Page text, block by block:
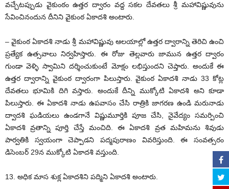
వచ్చేటప్పుడు వైకుంఠం ఉత్తర ద్వారం వద్ద సకల దేవతలు శ్రీ మహావిష్ణువును
సేవించినందున దీనిని వైకుంఠ ఏకాదశి అంటారు.
– వైకుంఠ ఏకాదశి నాడు శ్రీ మహావిష్ణువు ఆలయాల్లో ఉత్తర ద్వారాన్ని తెరిచి ఉంచి
ప్రత్యేక ఉత్సవాలు నిర్వహిస్తారు. ఈ రోజు తెల్లవారు జామున ఉత్తర ద్వారం
గుండా వెళ్ళి స్వామిని దర్శించుకుంటే మోక్షం లభిస్తుందని చెప్తారు. అందుకే ఈ
ఉత్తర ద్వారాన్ని వైకుంఠ ద్వారంగా పిలుస్తారు. వైకుంఠ ఏకాదశి నాడు 33 కోట్ల
దేవతలు భూమికి దిగి వస్తారు. అందుకే దీన్ని ముక్కోటి ఏకాదశి అని కూడా
పిలుస్తారు. ఈ ఏకాదశి నాడు ఉపవాసం చేసి రాత్రికి జాగరణ ఉండి మరునాడు
ద్వాదశి ఘడియలు ఉండగానే విష్ణుమూర్తికి పూజ చేసి, నైవేద్యం సమర్పించి
ఏకాదశి వ్రతాన్ని పూర్తి చేస్తే మంచిది. ఈ ఏకాదశి వ్రత మహిమను శివుడు
పార్వతికి స్వయంగా చెప్పాడని పద్మపురాణం వివరిస్తుంది. ఈ సంవత్సరం
డిసెంబర్‌ 29న ముక్కోటి ఏకాదశి వస్తుంది.
13. అధిక మాస శుక్ల ఏకాదశిని పద్మిని ఏకాదశి అంటారు.